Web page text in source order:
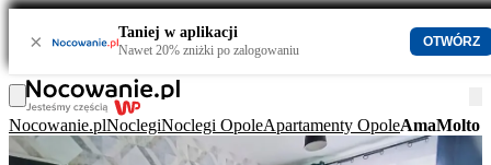
× Taniej w aplikacji
Nawet 20% zniżki po zalogowaniu
OTWÓRZ
Nocowanie.plNoclegiNoclegi OpoleApartamenty OpoleAmaMolto